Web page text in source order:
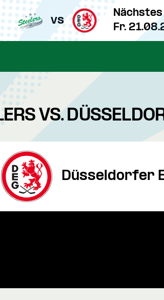
vs
Nächstes
Fr.
VS.
Düsseldorfer